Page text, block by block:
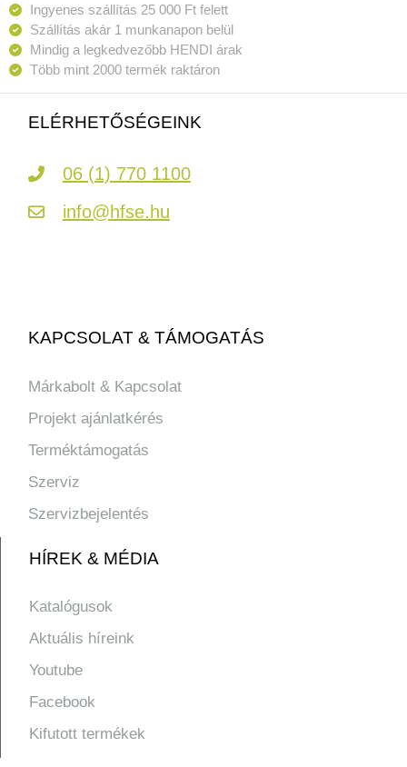
Ingyenes szállítás 25 000 Ft felett
Szállítás akár 1 munkanapon belül
Mindig a legkedvezőbb HENDI árak
Több mint 2000 termék raktáron
ELÉRHETŐSÉGEINK
06 (1) 770 1100
info@hfse.hu
KAPCSOLAT & TÁMOGATÁS
Márkabolt & Kapcsolat
Projekt ajánlatkérés
Terméktámogatás
Szerviz
Szervizbejelentés
HÍREK & MÉDIA
Katalógusok
Aktuális híreink
Youtube
Facebook
Kifutott termékek